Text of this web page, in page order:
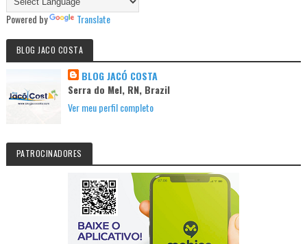
Powered by Translate
BLOG JACO COSTA
BLOG JACÓ COSTA
Serra do Mel, RN, Brazil
Ver meu perfil completo
PATROCINADORES